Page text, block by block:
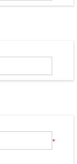
*